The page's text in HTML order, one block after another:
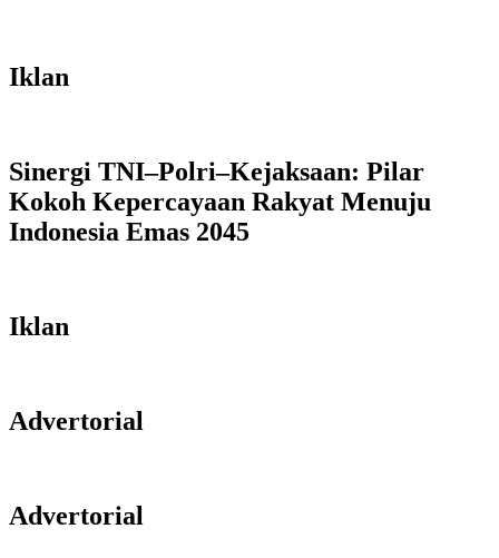
Iklan
Sinergi TNI–Polri–Kejaksaan: Pilar
Kokoh Kepercayaan Rakyat Menuju
Indonesia Emas 2045
Iklan
Advertorial
Advertorial